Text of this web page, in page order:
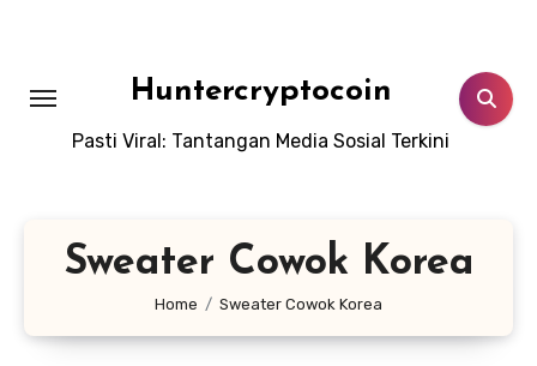
Huntercryptocoin
Pasti Viral: Tantangan Media Sosial Terkini
Sweater Cowok Korea
Home Sweater Cowok Korea